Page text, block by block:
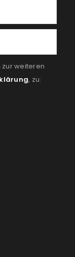
weiteren
, zu: